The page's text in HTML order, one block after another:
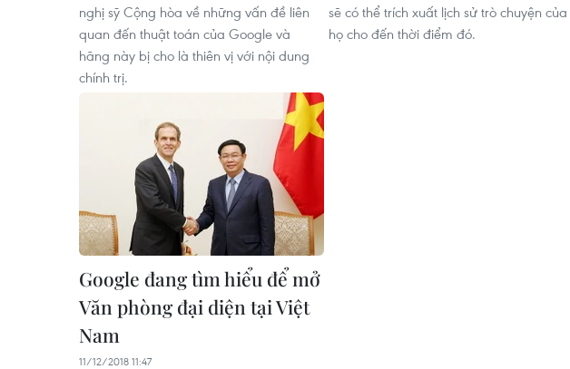
nghị sỹ Cộng hòa về những vấn đề liên
quan đến thuật toán của Google và
hãng này bị cho là thiên vị với nội dung
chính trị.
sẽ có thể trích xuất lịch sử trò chuyện của
họ cho đến thời điểm đó.
Google đang tìm hiểu để mở
Văn phòng đại diện tại Việt
Nam
11/12/2018 11:47